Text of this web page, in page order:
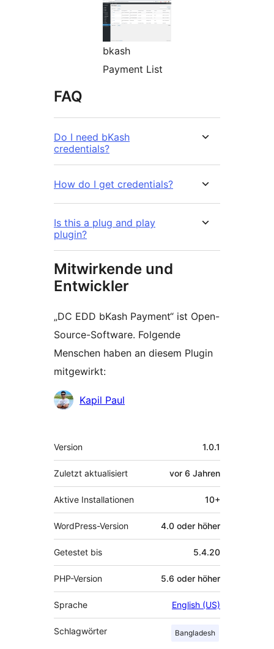
bkash
Payment List
FAQ
Do I need bKash
credentials?
How do I get credentials?
Is this a plug and play
plugin?
Mitwirkende und
Entwickler
„DC EDD bKash Payment“ ist Open-
Source-Software. Folgende
Menschen haben an diesem Plugin
mitgewirkt:
Mitwirkende
Kapil Paul
Meta
Version 1.0.1
Zuletzt aktualisiert vor 6 Jahren
Aktive Installationen 10+
WordPress-Version 4.0 oder höher
Getestet bis 5.4.20
PHP-Version 5.6 oder höher
Sprache English (US)
Schlagwörter Bangladesh